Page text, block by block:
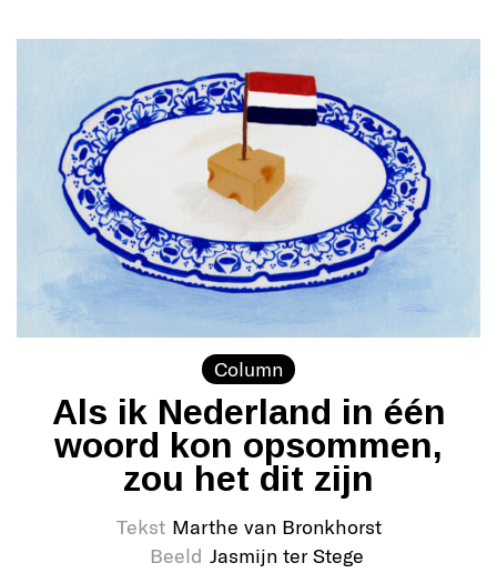
Column
Als ik Nederland in één
woord kon opsommen,
zou het dit zijn
Tekst Marthe van Bronkhorst
Beeld Jasmijn ter Stege